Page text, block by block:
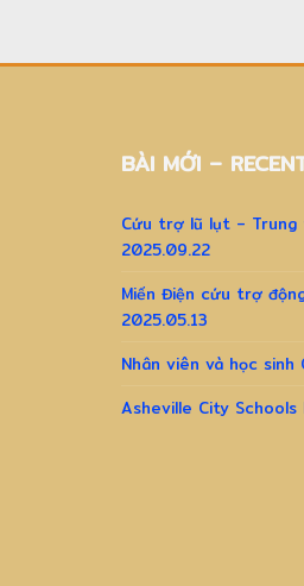
BÀI MỚI –
Cứu trợ lũ lụt – Trung
2025.09.22
Miến Điện cứu trợ
2025.05.13
Nhân viên và học sinh
Asheville City Schools